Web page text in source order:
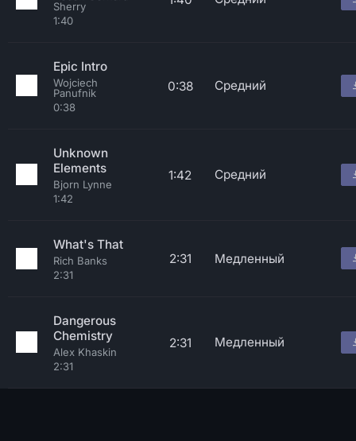
Sherry
1:40
Epic Intro
Wojciech
Panufnik
0:38
0:38 Средний
Unknown
Elements
Bjorn Lynne
1:42
1:42 Средний
What's That
Rich Banks
2:31
2:31 Медленный
Dangerous
Chemistry
Alex Khaskin
2:31
2:31 Медленный